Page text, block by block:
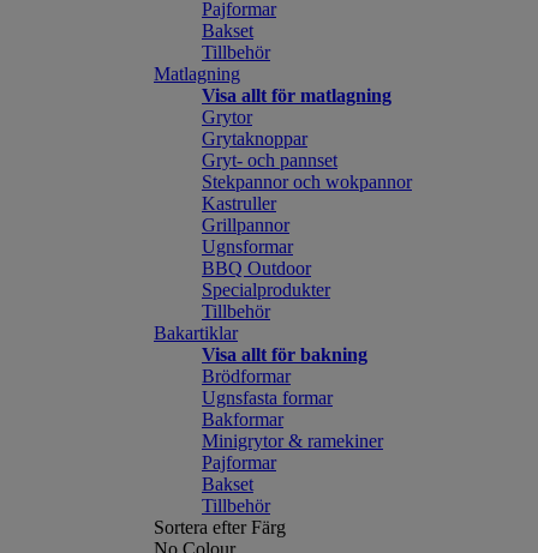
Pajformar
Bakset
Tillbehör
Matlagning
Visa allt för matlagning
Grytor
Grytaknoppar
Gryt- och pannset
Stekpannor och wokpannor
Kastruller
Grillpannor
Ugnsformar
BBQ Outdoor
Specialprodukter
Tillbehör
Bakartiklar
Visa allt för bakning
Brödformar
Ugnsfasta formar
Bakformar
Minigrytor & ramekiner
Pajformar
Bakset
Tillbehör
Sortera efter Färg
No Colour